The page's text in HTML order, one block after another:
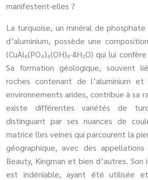
manifestent-elles ?
La turquoise, un minéral de
d’aluminium, possède une
(CuAl₆(PO₄)₄(OH)₈·4H₂O) qui lui
Sa formation géologique, souvent
roches contenant de l’aluminium
environnements arides, contribue à sa
existe différentes variétés de
distinguant par ses nuances de
matrice (les veines qui parcourent la
géographique, avec des
Beauty, Kingman et bien d’autres.
est indéniable, ayant été utilisée